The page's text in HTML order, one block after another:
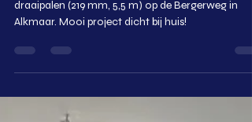
KFT | Kaaij Funderingstechniek plaatste 12 casing
Alkmaar. Mooi project dicht bij huis!